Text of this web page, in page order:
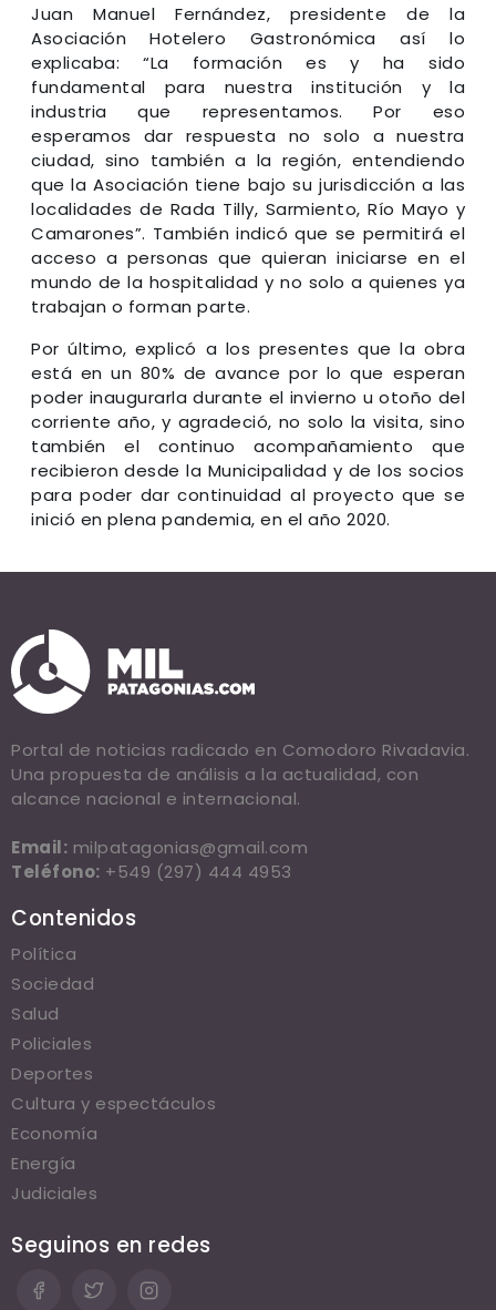
Juan Manuel Fernández, presidente de la
Asociación Hotelero Gastronómica así lo
explicaba: “La formación es y ha sido
fundamental para nuestra institución y la
industria que representamos. Por eso
esperamos dar respuesta no solo a nuestra
ciudad, sino también a la región, entendiendo
que la Asociación tiene bajo su jurisdicción a las
localidades de Rada Tilly, Sarmiento, Río Mayo y
Camarones”. También indicó que se permitirá el
acceso a personas que quieran iniciarse en el
mundo de la hospitalidad y no solo a quienes ya
trabajan o forman parte.
Por último, explicó a los presentes que la obra
está en un 80% de avance por lo que esperan
poder inaugurarla durante el invierno u otoño del
corriente año, y agradeció, no solo la visita, sino
también el continuo acompañamiento que
recibieron desde la Municipalidad y de los socios
para poder dar continuidad al proyecto que se
inició en plena pandemia, en el año 2020.
Portal de noticias radicado en Comodoro Rivadavia.
Una propuesta de análisis a la actualidad, con
alcance nacional e internacional.
Email: milpatagonias@gmail.com
Teléfono: +549 (297) 444 4953
Contenidos
Política
Sociedad
Salud
Policiales
Deportes
Cultura y espectáculos
Economía
Energía
Judiciales
Seguinos en redes